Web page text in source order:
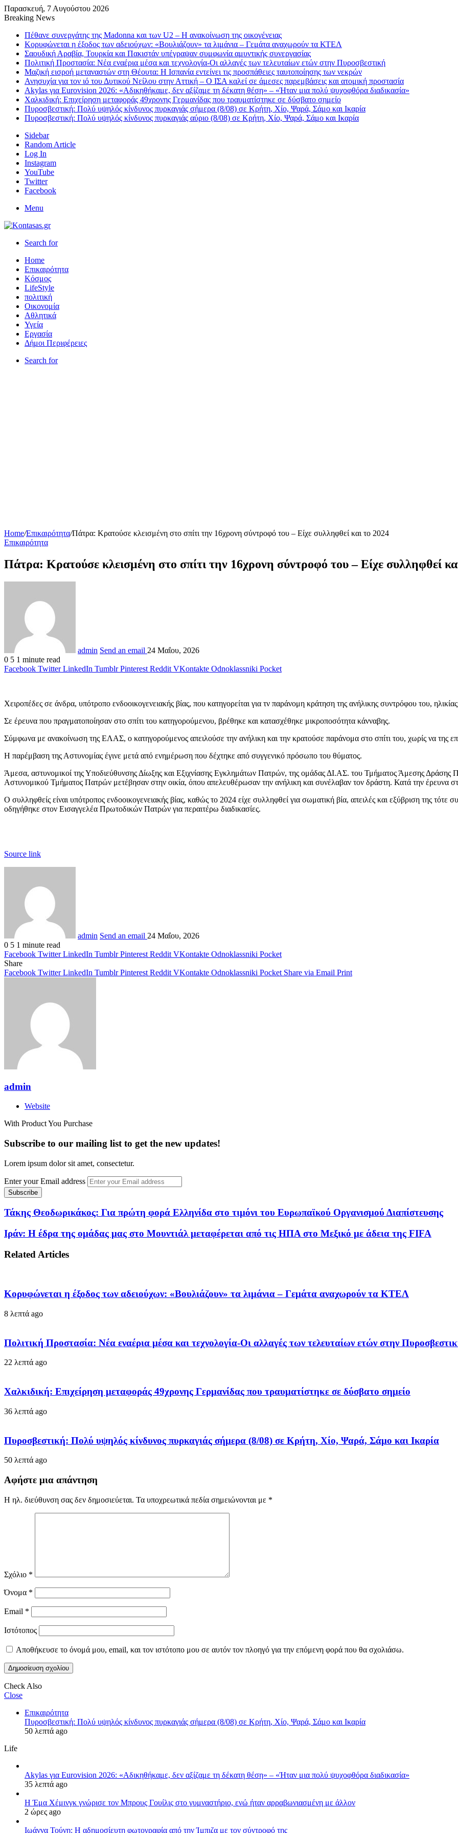
Παρασκευή, 7 Αυγούστου 2026
Breaking News
Πέθανε συνεργάτης της Madonna και των U2 – Η ανακοίνωση της οικογένειας
Κορυφώνεται η έξοδος των αδειούχων: «Βουλιάζουν» τα λιμάνια – Γεμάτα αναχωρούν τα ΚΤΕΛ
Σαουδική Αραβία, Τουρκία και Πακιστάν υπέγραψαν συμφωνία αμυντικής συνεργασίας
Πολιτική Προστασία: Νέα εναέρια μέσα και τεχνολογία-Οι αλλαγές των τελευταίων ετών στην Πυροσβεστική
Μαζική εισροή μεταναστών στη Θέουτα: Η Ισπανία εντείνει τις προσπάθειες ταυτοποίησης των νεκρών
Ανησυχία για τον ιό του Δυτικού Νείλου στην Αττική – Ο ΙΣΑ καλεί σε άμεσες παρεμβάσεις και ατομική προστασία
Akylas για Eurovision 2026: «Aδικηθήκαμε, δεν αξίζαμε τη δέκατη θέση» – «Ήταν μια πολύ ψυχοφθόρα διαδικασία»
Χαλκιδική: Επιχείρηση μεταφοράς 49χρονης Γερμανίδας που τραυματίστηκε σε δύσβατο σημείο
Πυροσβεστική: Πολύ υψηλός κίνδυνος πυρκαγιάς σήμερα (8/08) σε Κρήτη, Χίο, Ψαρά, Σάμο και Ικαρία
Πυροσβεστική: Πολύ υψηλός κίνδυνος πυρκαγιάς αύριο (8/08) σε Κρήτη, Χίο, Ψαρά, Σάμο και Ικαρία
Sidebar
Random Article
Log In
Instagram
YouTube
Twitter
Facebook
Menu
Search for
Home
Επικαιρότητα
Κόσμος
LifeStyle
πολιτική
Οικονομία
Αθλητικά
Υγεία
Εργασία
Δήμοι Περιφέρειες
Search for
Home/Επικαιρότητα/Πάτρα: Κρατούσε κλεισμένη στο σπίτι την 16χρονη σύντροφό του – Είχε συλληφθεί και το 2024
Επικαιρότητα
Πάτρα: Κρατούσε κλεισμένη στο σπίτι την 16χρονη σύντροφό του – Είχε συλληφθεί
admin Send an email 24 Μαΐου, 2026
0 5 1 minute read
Facebook Twitter LinkedIn Tumblr Pinterest Reddit VKontakte Odnoklassniki Pocket
Χειροπέδες σε άνδρα, υπότροπο ενδοοικογενειακής βίας, που κατηγορείται για τν παράνομη κράτηση της ανήλικης συντρόφου του,
Σε έρευνα που πραγματοποίησαν στο σπίτι του κατηγορούμενου, βρέθηκε και κατασχέθηκε μικροποσότητα κάνναβης.
Σύμφωνα με ανακοίνωση της ΕΛΑΣ, ο κατηγορούμενος απειλούσε την ανήλικη και την κρατούσε παράνομα στο σπίτι του, χωρίς να της
Η παρέμβαση της Αστυνομίας έγινε μετά από ενημέρωση που δέχτηκε από συγγενικό πρόσωπο του θύματος.
Άμεσα, αστυνομικοί της Υποδιεύθυνσης Δίωξης και Εξιχνίασης Εγκλημάτων Πατρών, της ομάδας ΔΙ.ΑΣ. του Τμήματος Άμεσης Δράσης
Αστυνομικού Τμήματος Πατρών μετέβησαν στην οικία, όπου απελευθέρωσαν την ανήλικη και συνέλαβαν τον δράστη. Κατά την έρευνα
Ο συλληφθείς είναι υπότροπος ενδοοικογενειακής βίας, καθώς το 2024 είχε συλληφθεί για σωματική βία, απειλές και εξύβριση της
οδηγήθηκε στον Εισαγγελέα Πρωτοδικών Πατρών για περαιτέρω διαδικασίες.
Source link
admin Send an email 24 Μαΐου, 2026
0 5 1 minute read
Facebook Twitter LinkedIn Tumblr Pinterest Reddit VKontakte Odnoklassniki Pocket
Share
Facebook Twitter LinkedIn Tumblr Pinterest Reddit VKontakte Odnoklassniki Pocket Share via Email Print
admin
Website
With Product You Purchase
Subscribe to our mailing list to get the new updates!
Lorem ipsum dolor sit amet, consectetur.
Enter your Email address
Τάκης Θεοδωρικάκος: Για πρώτη φορά Ελληνίδα στο τιμόνι του Ευρωπαϊκού Οργανισμού Διαπίστευσης
Ιράν: Η έδρα της ομάδας μας στο Μουντιάλ μεταφέρεται από τις ΗΠΑ στο Μεξικό με άδεια της FIFA
Related Articles
Κορυφώνεται η έξοδος των αδειούχων: «Βουλιάζουν» τα λιμάνια – Γεμάτα αναχωρούν τα ΚΤΕΛ
8 λεπτά ago
Πολιτική Προστασία: Νέα εναέρια μέσα και τεχνολογία-Οι αλλαγές των τελευταίων ετών στην
22 λεπτά ago
Χαλκιδική: Επιχείρηση μεταφοράς 49χρονης Γερμανίδας που τραυματίστηκε σε δύσβατο σημείο
36 λεπτά ago
Πυροσβεστική: Πολύ υψηλός κίνδυνος πυρκαγιάς σήμερα (8/08) σε Κρήτη, Χίο, Ψαρά, Σάμο και Ικαρία
50 λεπτά ago
Αφήστε μια απάντηση
Η ηλ. διεύθυνση σας δεν δημοσιεύεται. Τα υποχρεωτικά πεδία σημειώνονται με *
Σχόλιο *
Όνομα *
Email *
Ιστότοπος
Αποθήκευσε το όνομά μου, email, και τον ιστότοπο μου σε αυτόν τον πλοηγό για την επόμενη φορά που θα σχολιάσω.
Check Also
Close
Επικαιρότητα
Πυροσβεστική: Πολύ υψηλός κίνδυνος πυρκαγιάς σήμερα (8/08) σε Κρήτη, Χίο, Ψαρά, Σάμο και Ικαρία
50 λεπτά ago
Life
Akylas για Eurovision 2026: «Aδικηθήκαμε, δεν αξίζαμε τη δέκατη θέση» – «Ήταν μια πολύ ψυχοφθόρα διαδικασία»
35 λεπτά ago
Η Έμα Χέμινγκ γνώρισε τον Μπρους Γουίλις στο γυμναστήριο, ενώ ήταν αρραβωνιασμένη με άλλον
2 ώρες ago
Ιωάννα Τούνη: Η αδημοσίευτη φωτογραφία από την Ίμπιζα με τον σύντροφό της